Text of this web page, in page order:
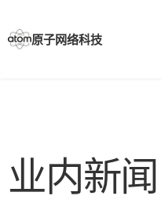
content原子网络科技
业内新闻